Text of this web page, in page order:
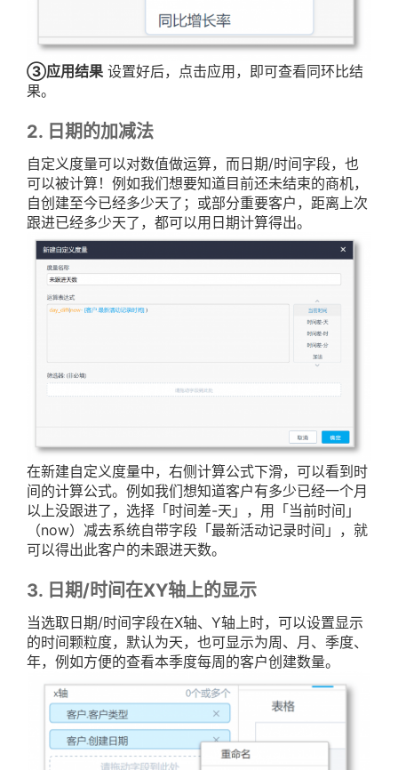
③应用结果 设置好后，点击应用，即可查看同环比结
果。
2. 日期的加减法
自定义度量可以对数值做运算，而日期/时间字段，也
可以被计算！例如我们想要知道目前还未结束的商机，
自创建至今已经多少天了；或部分重要客户，距离上次
跟进已经多少天了，都可以用日期计算得出。
在新建自定义度量中，右侧计算公式下滑，可以看到时
间的计算公式。例如我们想知道客户有多少已经一个月
以上没跟进了，选择「时间差-天」，用「当前时间」
（now）减去系统自带字段「最新活动记录时间」，就
可以得出此客户的未跟进天数。
3. 日期/时间在XY轴上的显示
当选取日期/时间字段在X轴、Y轴上时，可以设置显示
的时间颗粒度，默认为天，也可显示为周、月、季度、
年，例如方便的查看本季度每周的客户创建数量。